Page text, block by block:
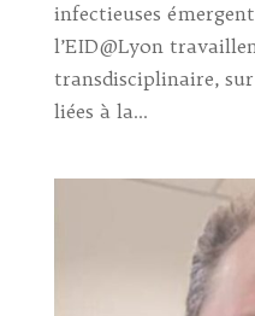
infectieuses
l’EID@Lyon
transdisciplinaire,
liées à la...